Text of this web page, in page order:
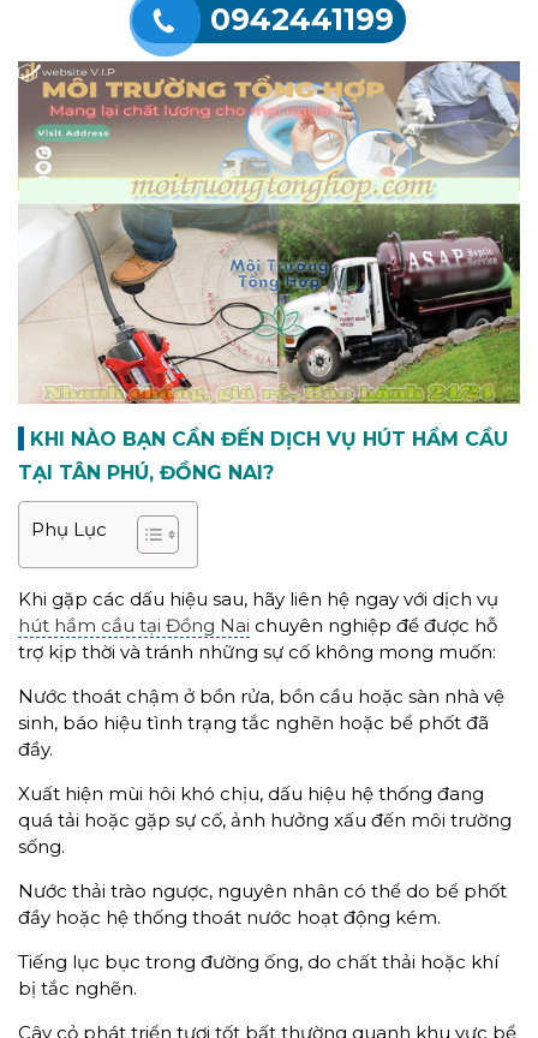
0942441199
KHI NÀO BẠN CẦN ĐẾN DỊCH VỤ HÚT HẦM CẦU
TẠI TÂN PHÚ, ĐỒNG NAI?
Phụ Lục
Khi gặp các dấu hiệu sau, hãy liên hệ ngay với dịch vụ
hút hầm cầu tại Đồng Nai chuyên nghiệp để được hỗ
trợ kịp thời và tránh những sự cố không mong muốn:
Nước thoát chậm ở bồn rửa, bồn cầu hoặc sàn nhà vệ
sinh, báo hiệu tình trạng tắc nghẽn hoặc bể phốt đã
đầy.
Xuất hiện mùi hôi khó chịu, dấu hiệu hệ thống đang
quá tải hoặc gặp sự cố, ảnh hưởng xấu đến môi trường
sống.
Nước thải trào ngược, nguyên nhân có thể do bể phốt
đầy hoặc hệ thống thoát nước hoạt động kém.
Tiếng lục bục trong đường ống, do chất thải hoặc khí
bị tắc nghẽn.
Cây cỏ phát triển tươi tốt bất thường quanh khu vực bể